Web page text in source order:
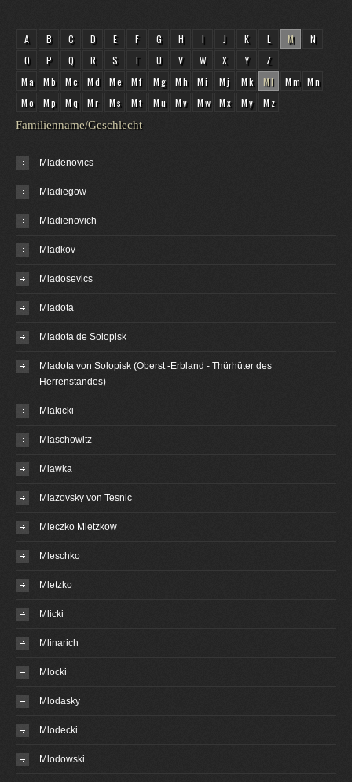
A B C D E F G H I J K L M
N
O
P Q R S T U V W X Y
Z
Ma
Mb Mc Md Me Mf Mg Mh Mi Mj Mk Ml Mm Mn
Mo
Mp Mq Mr Ms Mt Mu Mv Mw Mx My Mz
Familienname/Geschlecht
Mladenovics
Mladiegow
Mladienovich
Mladkov
Mladosevics
Mladota
Mladota de Solopisk
Mladota von Solopisk (Oberst -Erbland - Thürhüter des
Herrenstandes)
Mlakicki
Mlaschowitz
Mlawka
Mlazovsky von Tesnic
Mleczko Mletzkow
Mleschko
Mletzko
Mlicki
Mlinarich
Mlocki
Mlodasky
Mlodecki
Mlodowski